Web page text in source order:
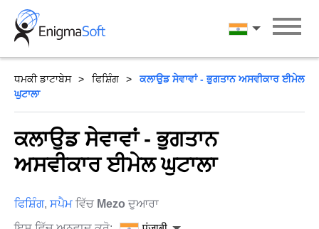
Skip
content
पंजाबी
ਧਮਕੀ ਡਾਟਾਬੇਸ ਫਿਸ਼ਿੰਗ
ਕਲਾਉਡ ਸੇਵਾਵਾਂ - ਭੁਗਤਾਨ ਅਸਵੀਕਾਰ ਈਮੇਲ
ਘੁਟਾਲਾ
ਕਲਾਉਡ ਸੇਵਾਵਾਂ - ਭੁਗਤਾਨ
ਅਸਵੀਕਾਰ ਈਮੇਲ ਘੁਟਾਲਾ
ਫਿਸ਼ਿੰਗ, ਸਪੈਮ ਵਿੱਚ Mezo ਦੁਆਰਾ